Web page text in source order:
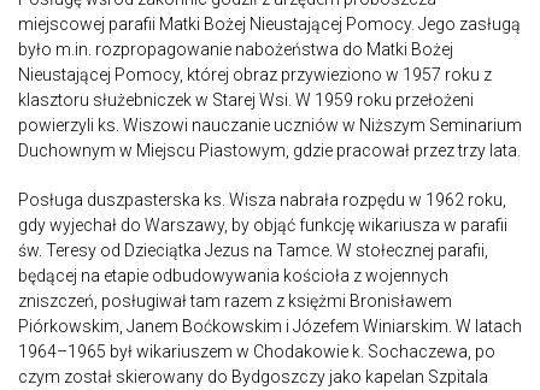
miejscowej parafii Matki Bożej Nieustającej Pomocy. Jego zasługą
było m.in. rozpropagowanie nabożeństwa do Matki Bożej
Nieustającej Pomocy, której obraz przywieziono w 1957 roku z
klasztoru służebniczek w Starej Wsi. W 1959 roku przełożeni
powierzyli ks. Wiszowi nauczanie uczniów w Niższym Seminarium
Duchownym w Miejscu Piastowym, gdzie pracował przez trzy lata.
Posługa duszpasterska ks. Wisza nabrała rozpędu w 1962 roku,
gdy wyjechał do Warszawy, by objąć funkcję wikariusza w parafii
św. Teresy od Dzieciątka Jezus na Tamce. W stołecznej parafii,
będącej na etapie odbudowywania kościoła z wojennych
zniszczeń, posługiwał tam razem z księżmi Bronisławem
Piórkowskim, Janem Boćkowskim i Józefem Winiarskim. W latach
1964–1965 był wikariuszem w Chodakowie k. Sochaczewa, po
czym został skierowany do Bydgoszczy jako kapelan Szpitala